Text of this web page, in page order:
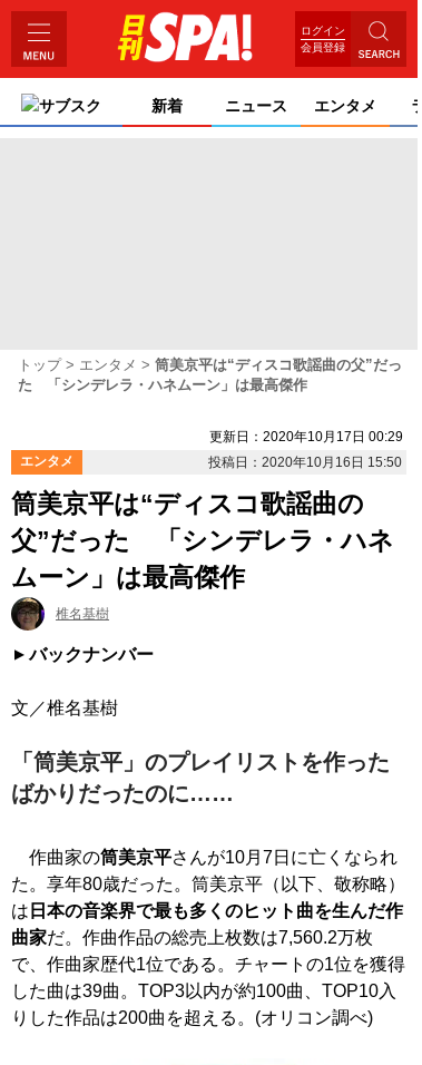
ログイン
会員登録
サブスク 新着 ニュース エンタメ
トップ エンタメ
筒美京平は“ディスコ歌謡曲の父”だっ
た 「シンデレラ・ハネムーン」は最高傑作
更新日：2020年10月17日 00:29
エンタメ
投稿日：2020年10月16日 15:50
筒美京平は“ディスコ歌謡曲の
父”だった 「シンデレラ・ハネ
ムーン」は最高傑作
椎名基樹
バックナンバー
「筒美京平」のプレイリストを作った
ばかりだったのに……
作曲家の筒美京平さんが10月7日に亡くなられ
た。享年80歳だった。筒美京平（以下、敬称略）
は 日本の音楽界で最も多くのヒット曲を生んだ作
曲家だ。作曲作品の総売上枚数は7,560.2万枚
で、作曲家歴代1位である。チャートの1位を獲得
した曲は39曲。TOP3以内が約100曲、TOP10入
りした作品は200曲を超える。(オリコン調べ)